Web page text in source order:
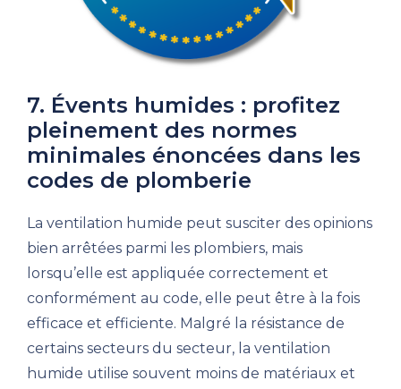
7. Évents humides : profitez
pleinement des normes
minimales énoncées dans les
codes de plomberie
La ventilation humide peut susciter des opinions
bien arrêtées parmi les plombiers, mais
lorsqu’elle est appliquée correctement et
conformément au code, elle peut être à la fois
efficace et efficiente. Malgré la résistance de
certains secteurs du secteur, la ventilation
humide utilise souvent moins de matériaux et